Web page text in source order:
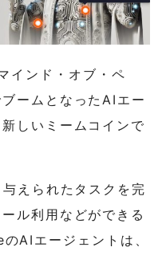
ンド・オブ・ペ
ームとなったAIエー
しいミームコインで
えられたタスクを完
ル利用などができる
AIエージェントは、